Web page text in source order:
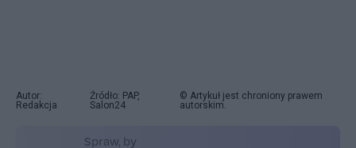
Autor:
Redakcja
Źródło: PAP,
Salon24
© Artykuł jest chroniony prawem
autorskim.